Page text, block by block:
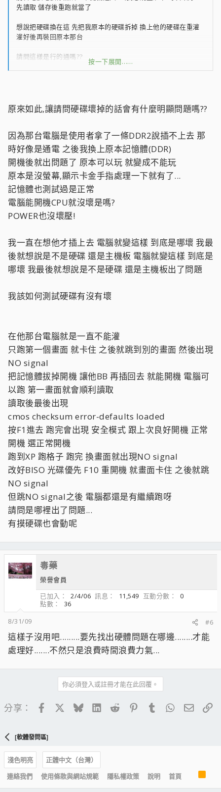
先讀取 儲存後重跑就當了
想說把硬碟換在這 先把我原本的硬碟拆掉 換上他的硬碟在重灌
灌好後再裝回原本那台
請問這樣是行的通嗎??
按一下展開……
原來如此,讓請問硬碟壞掉的話會有什麼明顯問題嗎??
因為那台電腦是使用者拿了一條DDR2說插不上去 那
時好像是通電 之後我換上原本記憶體(DDR)
開機後就出問題了 原本可以玩 就變成不能玩
原本是沒螢幕,顯示卡金手指處理一下就有了...
記憶體也測試過是正常
電腦能開機CPU就沒壞是嗎?
POWER也沒壞壓!
我一直在想他才插上去 電腦就變這樣 到底是哪壞 我最
後就想說是不是硬碟 還是主機板 電腦就變這樣 到底是
哪壞 我最後就想說是不是硬碟 還是主機板出了問題
我該如何測試硬碟有沒有壞
在他那台電腦就是一直不能灌
只跑第一個畫面 就卡住 之後就跳到別的畫面 然後出現
NO signal
把記憶體拔掉開機 讓他BB 再插回去 就能開機 電腦可
以跑 第一畫面就會順利讀取
讀取後最後出現
cmos checksum error-defaults loaded
按F1進去 跑完會出現 安全模式 跟上次良好開機 正常
開機 選正常開機
跑到XP 跑格子 跑完 換畫面就出現NO signal
改好BISO 光碟優先 F10 重開機 就畫面卡住 之後就跳
NO signal
但跳NO signal之後 電腦都還是有繼續跑呀
請問是哪裡出了問題...
有摸硬碟也會動呢
毒藥
榮譽會員
已加入
2/4/06 訊息 11,549 互動分數
0
點數
36
8/31/09
#6
這樣子沒用吧.........要先找出硬體問題在哪邊........才能
處理好.......不然只是浪費時間浪費力氣...
你必須登入或註冊才能在此回覆。
分享： FacebookBlueskyLinkedIn
Reddit PinterestTumblrWhatsApp
電子
[軟體發問區]
淺色明亮
正體中文（台灣）
連絡我們
使用條款與網站規範 隱私權政策 說明 首頁
R
S
S